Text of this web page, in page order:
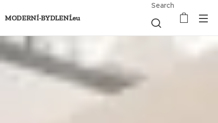
MODERNÍ-BYDLENÍ.eu
Search